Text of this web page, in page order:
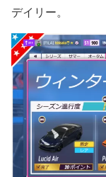
デイリー。